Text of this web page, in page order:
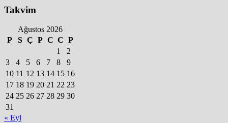
Takvim
Ağustos 2026
P
S Ç P C C P
1
2
3
4 5 6 7 8
9
10 11 12 13 14 15 16
17 18 19 20 21 22 23
24 25 26 27 28 29 30
31
« Eyl